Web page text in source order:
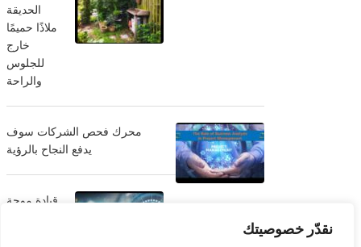
نقدّر خصوصيتك
الحديقة
ملاذًا حميمًا
خارج
للجلوس
والراحة
محرك فحص الشركات سوف
يدفع النجاح بالرؤية
قيادة موجة